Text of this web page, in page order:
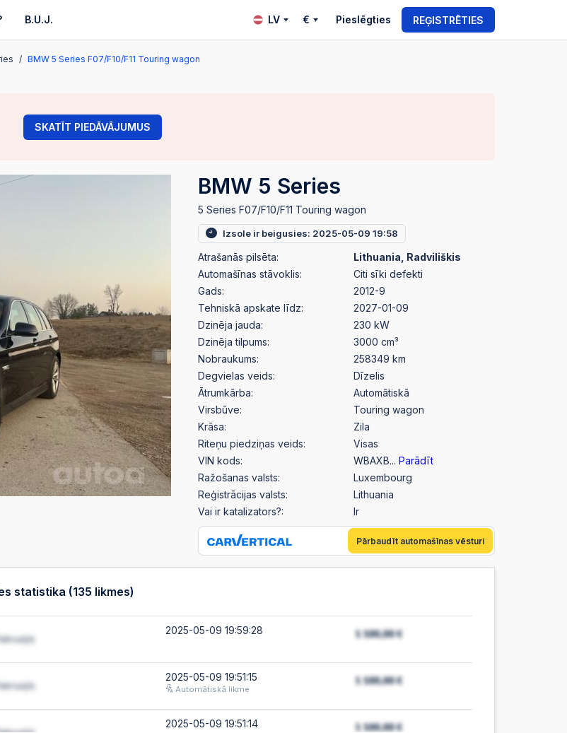
B.U.J. LV € Pieslēgties REĢISTRĒTIES
BMW 5 Series F07/F10/F11 Touring wagon
SKATĪT PIEDĀVĀJUMUS
BMW 5 Series
5 Series F07/F10/F11 Touring wagon
Izsole ir beigusies: 2025-05-09 19:58
Atrašanās pilsēta:
Lithuania, Radviliškis
Automašīnas stāvoklis:
Citi sīki defekti
Gads:
2012-9
Tehniskā apskate līdz:
2027-01-09
Dzinēja jauda:
230 kW
Dzinēja tilpums:
3000 cm³
Nobraukums:
258349 km
Degvielas veids:
Dīzelis
Ātrumkārba:
Automātiskā
Virsbūve:
Touring wagon
Krāsa:
Zila
Riteņu piedziņas veids:
Visas
VIN kods:
WBAXB... Parādīt
Ražošanas valsts:
Luxembourg
Reģistrācijas valsts:
Lithuania
Vai ir katalizators?:
Ir
Pārbaudīt automašīnas vēsturi
statistika (135 likmes)
2025-05-09 19:59:28
2025-05-09 19:51:15
Automātiskā likme
2025-05-09 19:51:14